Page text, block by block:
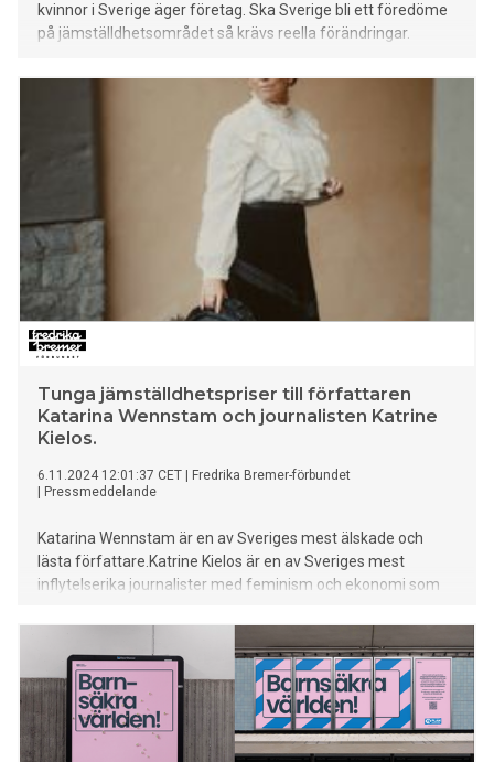
kvinnor i Sverige äger företag. Ska Sverige bli ett föredöme
på jämställdhetsområdet så krävs reella förändringar.
Tunga jämställdhetspriser till författaren
Katarina Wennstam och journalisten Katrine
Kielos.
6.11.2024 12:01:37 CET
Fredrika Bremer-förbundet
Pressmeddelande
Katarina Wennstam är en av Sveriges mest älskade och
lästa författare.Katrine Kielos är en av Sveriges mest
inflytelserika journalister med feminism och ekonomi som